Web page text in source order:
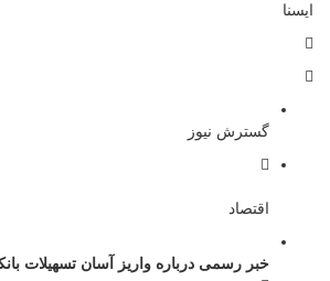
ایسنا
گسترش نیوز
اقتصاد
خبر رسمی درباره واریز آسان تسهیلات